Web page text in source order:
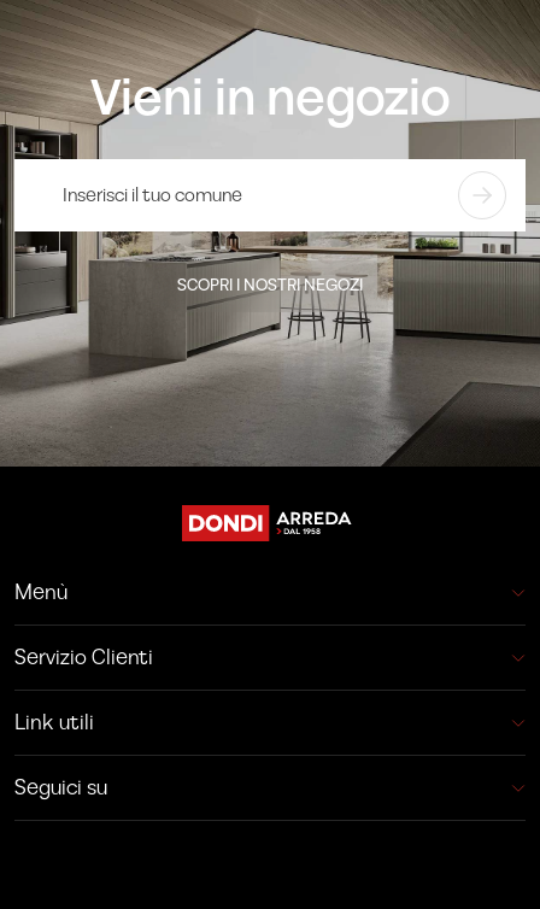
Vieni in negozio
SCOPRI I NOSTRI NEGOZI
Menù
Servizio Clienti
Link utili
Seguici su